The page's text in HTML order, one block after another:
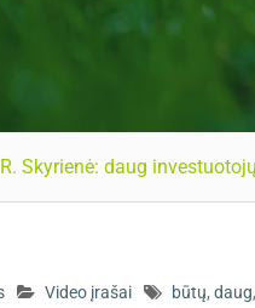
R. Skyrienė: daug
Video įrašai būtų, daug,